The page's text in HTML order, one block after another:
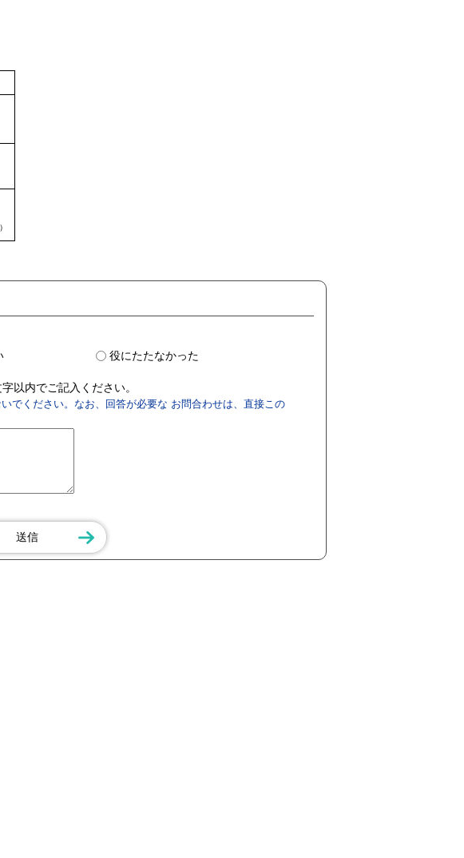
役にたたなかった
以内でご記入ください。
でください。なお、回答が必要な お問合わせは、直接この